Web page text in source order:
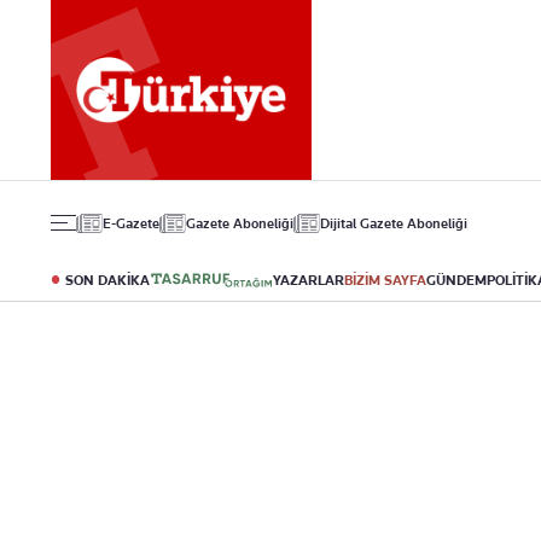
E-Gazete Gazete Aboneliği Dijital Gazete Aboneliği
SON DAKİKA YAZARLARBİZİM SAYFAGÜNDEM
Gündem
Politika
Eğitim
Altın
Döviz
Kripto Para
T-Otomobil
Avrupa Ligi